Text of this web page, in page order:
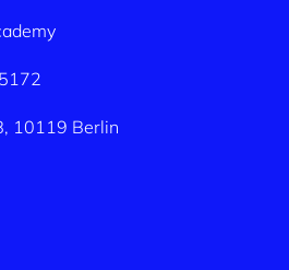
10119 Berlin